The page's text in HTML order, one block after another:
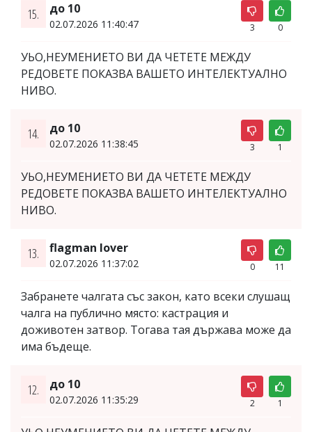
15. до 10
02.07.2026 11:40:47 3 0
УЬО,НЕУМЕНИЕТО ВИ ДА ЧЕТЕТЕ МЕЖДУ
РЕДОВЕТЕ ПОКАЗВА ВАШЕТО ИНТЕЛЕКТУАЛНО
НИВО.
14. до 10
02.07.2026 11:38:45 3 1
УЬО,НЕУМЕНИЕТО ВИ ДА ЧЕТЕТЕ МЕЖДУ
РЕДОВЕТЕ ПОКАЗВА ВАШЕТО ИНТЕЛЕКТУАЛНО
НИВО.
13. flagman lover
02.07.2026 11:37:02 0 11
Забранете чалгата със закон, като всеки слушащ
чалга на публично място: кастрация и
доживотен затвор. Тогава тая държава може да
има бъдеще.
12. до 10
02.07.2026 11:35:29 2 1